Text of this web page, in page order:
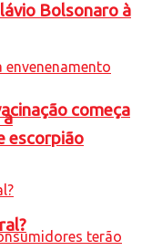
começa
Bolsonaro à
a
escorpião